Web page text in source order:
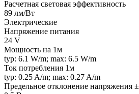
Расчетная световая эффективность
89 лм/Вт
Электрические
Напряжение питания
24 V
Мощность на 1м
typ: 6.1 W/m; max: 6.5 W/m
Ток потребления 1м
typ: 0.25 A/m; max: 0.27 A/m
Предельное отклонение напряжения ±